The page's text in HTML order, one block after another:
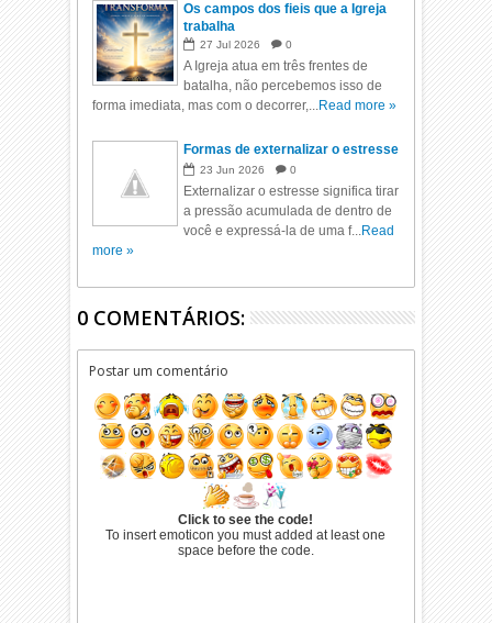
Os campos dos fieis que a Igreja
trabalha
27 Jul 2026 0
A Igreja atua em três frentes de
batalha, não percebemos isso de
forma imediata, mas com o decorrer,...Read more »
Formas de externalizar o estresse
23 Jun 2026 0
Externalizar o estresse significa tirar
a pressão acumulada de dentro de
você e expressá-la de uma f...Read
more »
0 COMENTÁRIOS:
Postar um comentário
Click to see the code!
To insert emoticon you must added at least one
space before the code.